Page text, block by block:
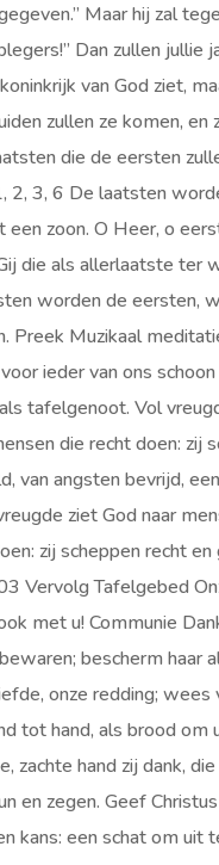
Maar hij zal
Dan zullen jullie
van God ziet,
zullen ze komen,
die de eersten
2, 3, 6 De laatsten
een zoon. O Heer, o
die als allerlaatste ter
worden de eersten,
Preek Muzikaal
ieder van ons
tafelgenoot. Vol
die recht doen: zij
van angsten bevrijd,
ziet God naar
zij scheppen recht
Vervolg Tafelgebed
met u! Communie
bescherm haar
onze redding;
tot hand, als brood
zachte hand zij dank,
en zegen. Geef
kans: een schat om uit